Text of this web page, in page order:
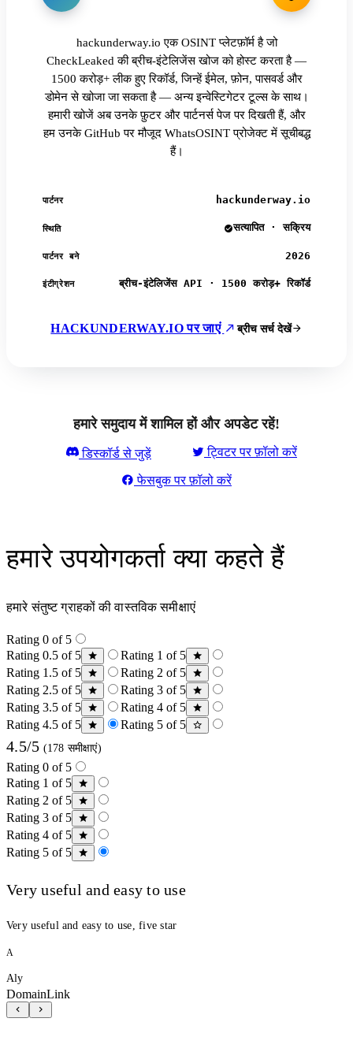
hackunderway.io एक OSINT प्लेटफ़ॉर्म है जो
CheckLeaked की ब्रीच-इंटेलिजेंस खोज को होस्ट करता है —
1500 करोड़+ लीक हुए रिकॉर्ड, जिन्हें ईमेल, फ़ोन, पासवर्ड और
डोमेन से खोजा जा सकता है — अन्य इन्वेस्टिगेटर टूल्स के साथ।
हमारी खोजें अब उनके फ़ुटर और पार्टनर्स पेज पर दिखती हैं, और
हम उनके GitHub पर मौजूद WhatsOSINT प्रोजेक्ट में सूचीबद्ध
हैं।
पार्टनर hackunderway.io
स्थिति सत्यापित · सक्रिय
पार्टनर बने 2026
इंटीग्रेशन ब्रीच-इंटेलिजेंस API · 1500 करोड़+ रिकॉर्ड
HACKUNDERWAY.IO पर जाएं ब्रीच सर्च देखें
हमारे समुदाय में शामिल हों और अपडेट रहें!
डिस्कॉर्ड से जुड़ें ट्विटर पर फ़ॉलो करें
फेसबुक पर फ़ॉलो करें
हमारे उपयोगकर्ता क्या कहते हैं
हमारे संतुष्ट ग्राहकों की वास्तविक समीक्षाएं
Rating 0 of 5
Rating 0.5 of 5
Rating 1 of 5
Rating 1.5 of 5
Rating 2 of 5
Rating 2.5 of 5
Rating 3 of 5
Rating 3.5 of 5
Rating 4 of 5
Rating 4.5 of 5
Rating 5 of 5
4.5/5 (178 समीक्षाएं)
Rating 0 of 5
Rating 1 of 5
Rating 2 of 5
Rating 3 of 5
Rating 4 of 5
Rating 5 of 5
Very useful and easy to use
Very useful and easy to use, five star
A
Aly
DomainLink